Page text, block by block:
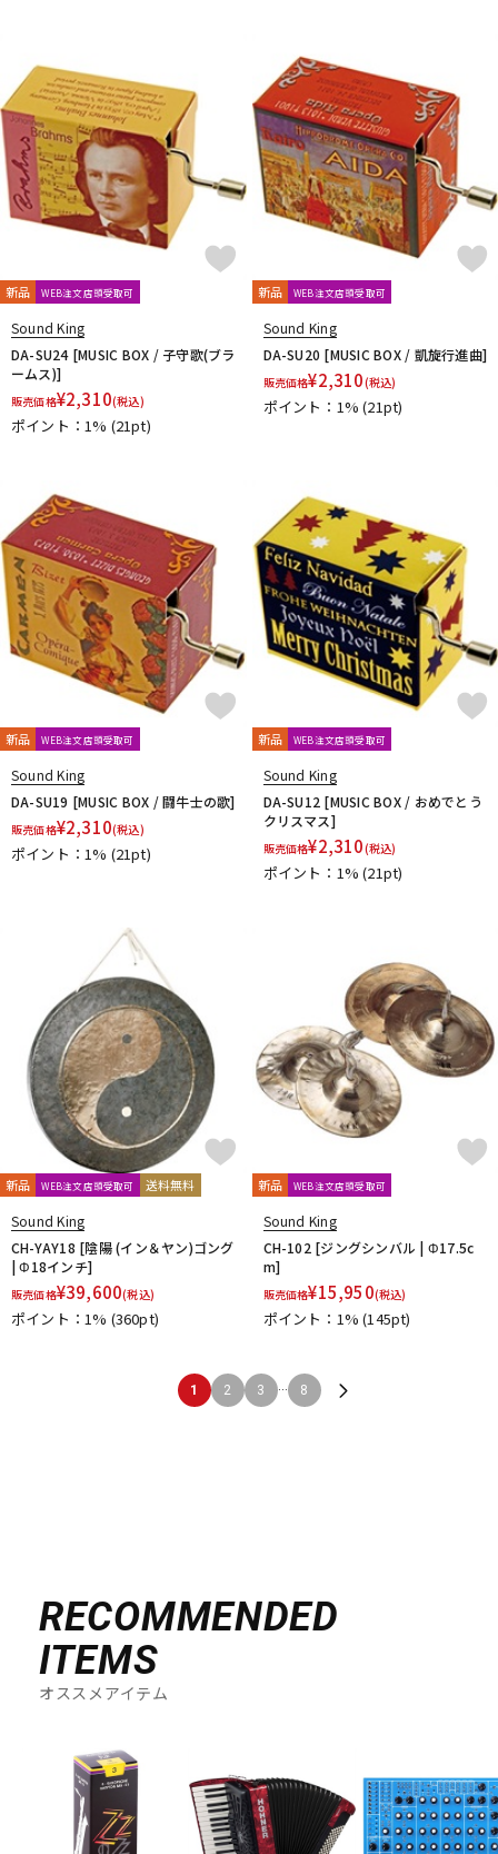
新品 WEB注文店頭受取可
Sound King
DA-SU24 [MUSIC BOX / 子守歌(ブラ
ームス)]
販売価格¥2,310(税込)
ポイント：1% (21pt)
新品 WEB注文店頭受取可
Sound King
DA-SU20 [MUSIC BOX / 凱旋行進曲]
販売価格¥2,310(税込)
ポイント：1%(21pt)
新品 WEB注文店頭受取可
Sound King
DA-SU19 [MUSIC BOX / 闘牛士の歌]
販売価格¥2,310(税込)
ポイント：1% (21pt)
新品 WEB注文店頭受取可
Sound King
DA-SU12 [MUSIC BOX / おめでとう
クリスマス]
販売価格¥2,310(税込)
ポイント：1%(21pt)
新品 WEB注文店頭受取可 送料無料
Sound King
CH-YAY18 [陰陽 (イン＆ヤン)ゴング
| Φ18インチ]
販売価格¥39,600(税込)
ポイント：1% (360pt)
新品 WEB注文店頭受取可
Sound King
CH-102 [ジングシンバル | Φ17.5c
m]
販売価格¥15,950(税込)
ポイント：1%(145pt)
1 2 3 ... 8
RECOMMENDED
ITEMS
オススメアイテム